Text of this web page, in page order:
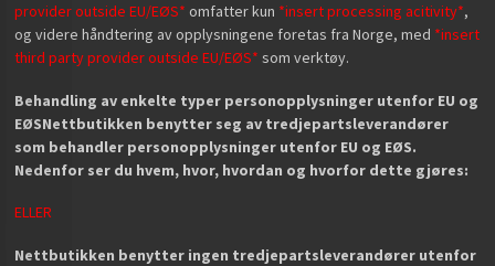
provider outside EU/EØS* omfatter kun *insert processing acitivity*,
og videre håndtering av opplysningene foretas fra Norge, med *insert
third party provider outside EU/EØS* som verktøy.
Behandling av enkelte typer personopplysninger utenfor EU og
EØSNettbutikken benytter seg av tredjepartsleverandører
som behandler personopplysninger utenfor EU og EØS.
Nedenfor ser du hvem, hvor, hvordan og hvorfor dette gjøres:
ELLER
Nettbutikken benytter ingen tredjepartsleverandører utenfor